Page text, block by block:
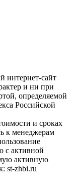
интернет-сайт
и ни при
определяемой
Российской
и сроках
к менеджерам
с активной
активную
st-zhbi.ru